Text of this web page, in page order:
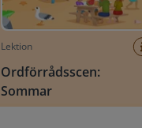
Lektion
Ordförrådsscen:
Sommar